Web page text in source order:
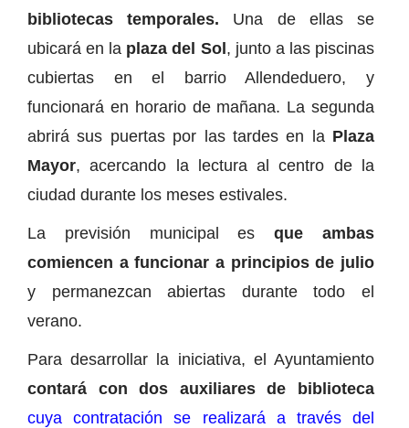
bibliotecas temporales. Una de ellas se
ubicará en la plaza del Sol, junto a las piscinas
cubiertas en el barrio Allendeduero, y
funcionará en horario de mañana. La segunda
abrirá sus puertas por las tardes en la Plaza
Mayor, acercando la lectura al centro de la
ciudad durante los meses estivales.
La previsión municipal esque ambas
comiencen a funcionar a principios de julio
y permanezcan abiertas durante todo el
verano.
Para desarrollar la iniciativa, el Ayuntamiento
contará con dos auxiliares de biblioteca
cuya contratación se realizará a través del